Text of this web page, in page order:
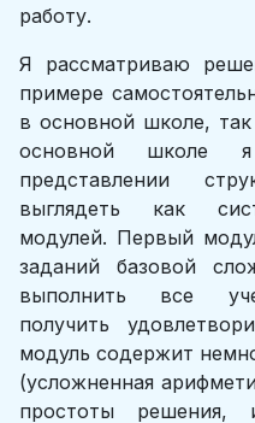
работу.
Я рассматриваю
примере
в основной школе,
основной школе
представлении
выглядеть как
модулей. Первый
заданий базовой
выполнить все
получить
модуль содержит
(усложненная
простоты решения,